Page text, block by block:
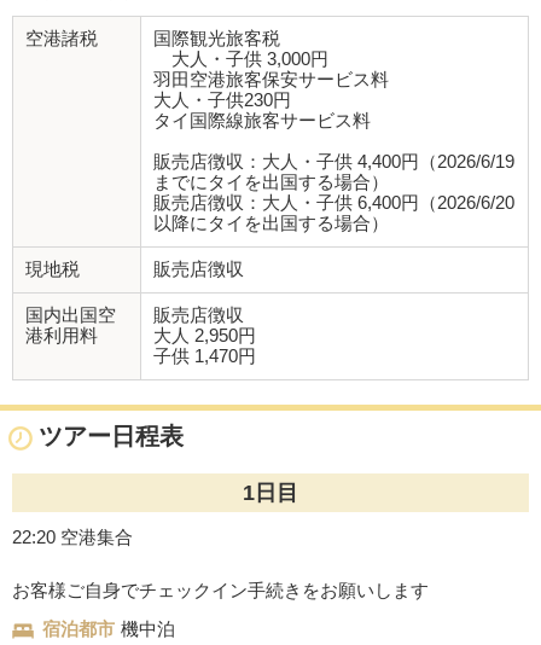
空港諸税
国際観光旅客税
大人・子供 3,000円
羽田空港旅客保安サービス料
大人・子供230円
タイ国際線旅客サービス料
販売店徴収：大人・子供 4,400円（2026/6/19
までにタイを出国する場合）
販売店徴収：大人・子供 6,400円（2026/6/20
以降にタイを出国する場合）
現地税 販売店徴収
国内出国空
港利用料
販売店徴収
大人 2,950円
子供 1,470円
ツアー日程表
1日目
22:20 空港集合
お客様ご自身でチェックイン手続きをお願いします
宿泊都市 機中泊